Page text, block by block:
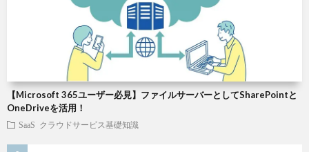
【Microsoft 365ユーザー必見】ファイルサーバーとしてSharePointと
OneDriveを活用！
SaaS クラウドサービス基礎知識